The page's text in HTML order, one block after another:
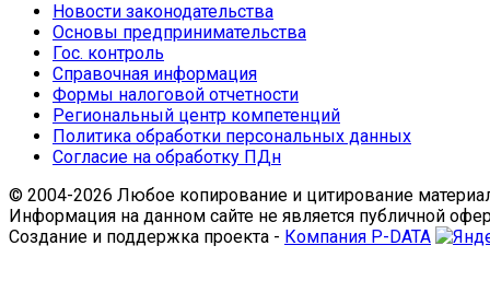
Новости законодательства
Основы предпринимательства
Гос. контроль
Справочная информация
Формы налоговой отчетности
Региональный центр компетенций
Политика обработки персональных данных
Согласие на обработку ПДн
© 2004-2026 Любое копирование и цитирование
Информация на данном сайте не является публичной
Создание и поддержка проекта - Компания P-DATA